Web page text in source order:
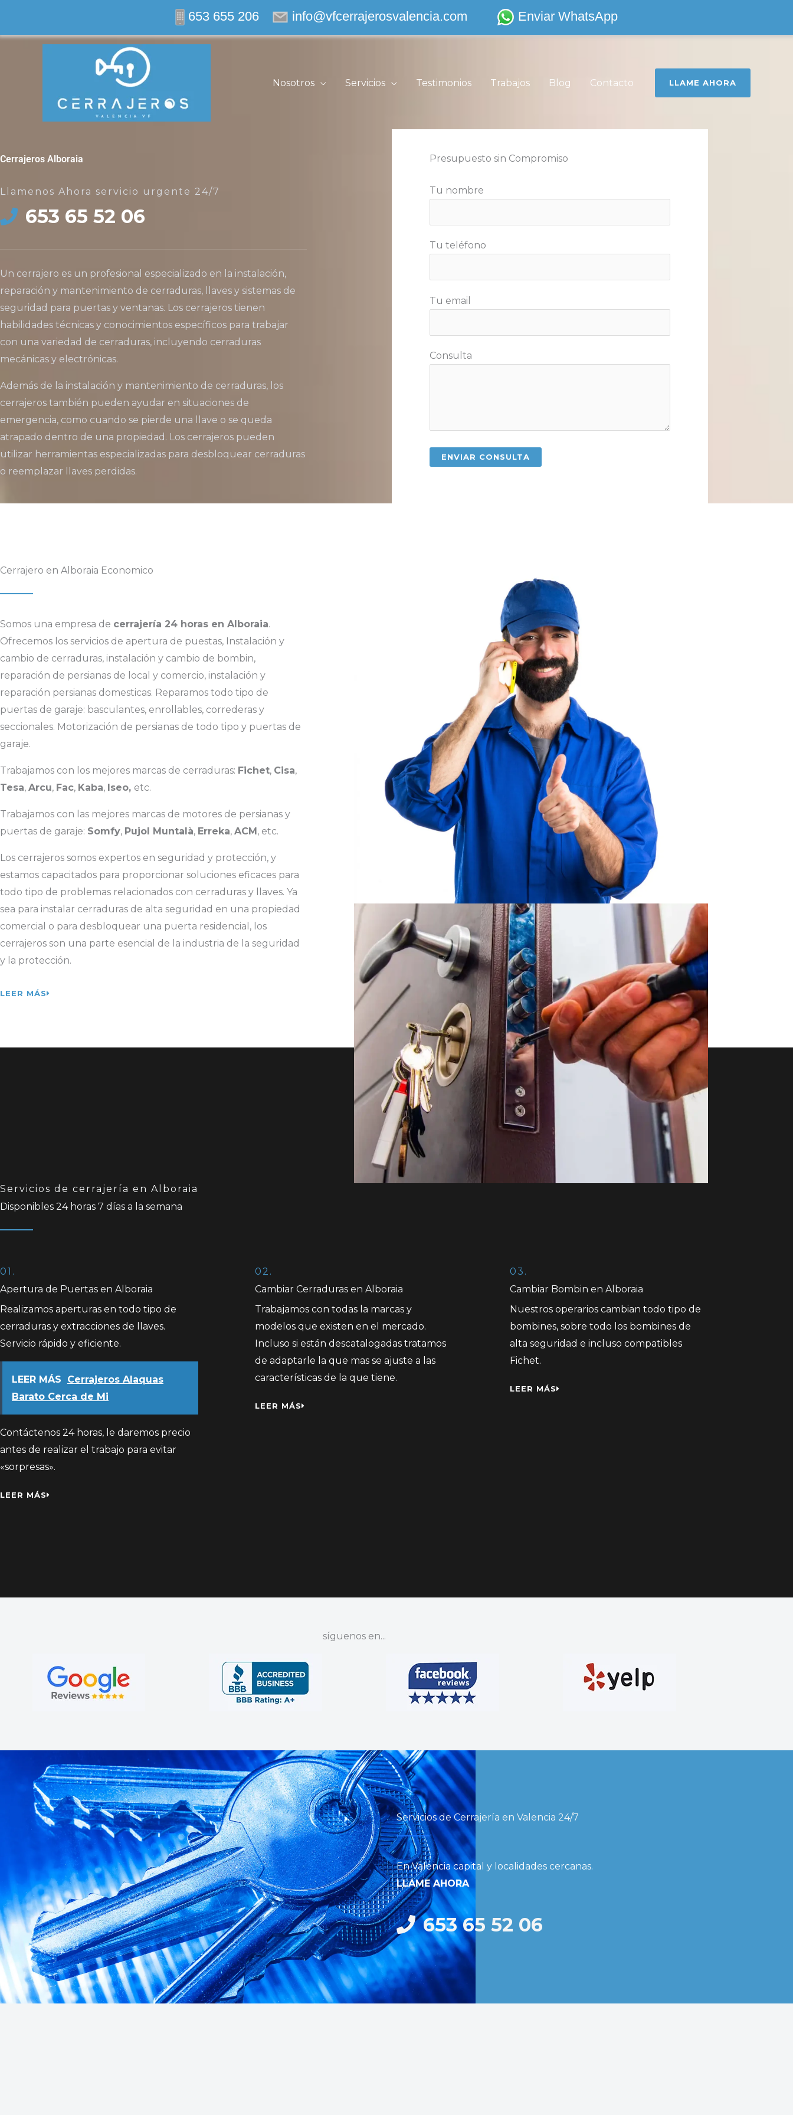
653 655 206 info@vfcerrajerosvalencia.com Enviar WhatsApp
contenido
Nosotros Servicios Testimonios Trabajos Blog Contacto LLAME AHORA
Cerrajeros Alboraia
Llamenos Ahora servicio urgente 24/7
653 65 52 06
Un cerrajero es un profesional especializado en la instalación,
reparación y mantenimiento de cerraduras, llaves y sistemas de
seguridad para puertas y ventanas. Los cerrajeros tienen
habilidades técnicas y conocimientos específicos para trabajar
con una variedad de cerraduras, incluyendo cerraduras
mecánicas y electrónicas.
Además de la instalación y mantenimiento de cerraduras, los
cerrajeros también pueden ayudar en situaciones de
emergencia, como cuando se pierde una llave o se queda
atrapado dentro de una propiedad. Los cerrajeros pueden
utilizar herramientas especializadas para desbloquear cerraduras
o reemplazar llaves perdidas.
Presupuesto sin Compromiso
Tu nombre
Tu teléfono
Tu email
Consulta
Cerrajero en Alboraia Economico
Somos una empresa de cerrajería 24 horas en Alboraia.
Ofrecemos los servicios de apertura de puestas, Instalación y
cambio de cerraduras, instalación y cambio de bombin,
reparación de persianas de local y comercio, instalación y
reparación persianas domesticas. Reparamos todo tipo de
puertas de garaje: basculantes, enrollables, correderas y
seccionales. Motorización de persianas de todo tipo y puertas de
garaje.
Trabajamos con los mejores marcas de cerraduras: Fichet, Cisa,
Tesa, Arcu, Fac, Kaba, Iseo, etc.
Trabajamos con las mejores marcas de motores de persianas y
puertas de garaje: Somfy, Pujol Muntalà, Erreka, ACM, etc.
Los cerrajeros somos expertos en seguridad y protección, y
estamos capacitados para proporcionar soluciones eficaces para
todo tipo de problemas relacionados con cerraduras y llaves. Ya
sea para instalar cerraduras de alta seguridad en una propiedad
comercial o para desbloquear una puerta residencial, los
cerrajeros son una parte esencial de la industria de la seguridad
y la protección.
LEER MÁS
Servicios de cerrajería en Alboraia
Disponibles 24 horas 7 días a la semana
01.
Apertura de Puertas en Alboraia
Realizamos aperturas en todo tipo de
cerraduras y extracciones de llaves.
Servicio rápido y eficiente.
LEER MÁS
Cerrajeros Alaquas
Barato Cerca de Mi
Contáctenos 24 horas, le daremos precio
antes de realizar el trabajo para evitar
«sorpresas».
LEER MÁS
02.
Cambiar Cerraduras en Alboraia
Trabajamos con todas la marcas y
modelos que existen en el mercado.
Incluso si están descatalogadas tratamos
de adaptarle la que mas se ajuste a las
características de la que tiene.
LEER MÁS
03.
Cambiar Bombin en Alboraia
Nuestros operarios cambian todo tipo de
bombines, sobre todo los bombines de
alta seguridad e incluso compatibles
Fichet.
LEER MÁS
síguenos en...
Servicios de Cerrajería en Valencia 24/7
En Valencia capital y localidades cercanas.
LLAME AHORA
653 65 52 06